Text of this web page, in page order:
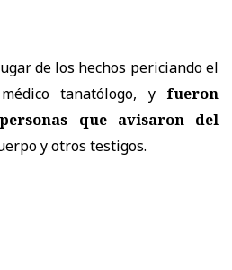
de los hechos periciando el
tanatólogo, y fueron
que avisaron del
y otros testigos.